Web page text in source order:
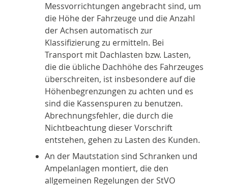
Messvorrichtungen angebracht sind, um
die Höhe der Fahrzeuge und die Anzahl
der Achsen automatisch zur
Klassifizierung zu ermitteln. Bei
Transport mit Dachlasten bzw. Lasten,
die die übliche Dachhöhe des Fahrzeuges
überschreiten, ist insbesondere auf die
Höhenbegrenzungen zu achten und es
sind die Kassenspuren zu benutzen.
Abrechnungsfehler, die durch die
Nichtbeachtung dieser Vorschrift
entstehen, gehen zu Lasten des Kunden.
An der Mautstation sind Schranken und
Ampelanlagen montiert, die den
allgemeinen Regelungen der StVO